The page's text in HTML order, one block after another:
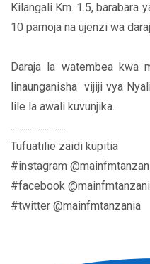
Kilangali Km. 1.5, barabara
10 pamoja na ujenzi wa
Daraja la watembea kwa
linaunganisha vijiji vya
lile la awali kuvunjika.
..........................
Tufuatilie zaidi kupitia
#instagram
#facebook
#twitter @mainfmtanzania